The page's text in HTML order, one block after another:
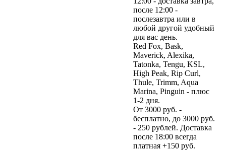
после 12:00 -
послезавтра или в
любой другой удобный
для вас день.
Red Fox, Bask,
Maverick, Alexika,
Tatonka, Tengu, KSL,
High Peak, Rip Curl,
Thule, Trimm, Aqua
Marina, Pinguin - плюс
1-2 дня.
От 3000 руб. -
бесплатно, до 3000 руб.
- 250 рублей. Доставка
после 18:00 всегда
платная +150 руб.